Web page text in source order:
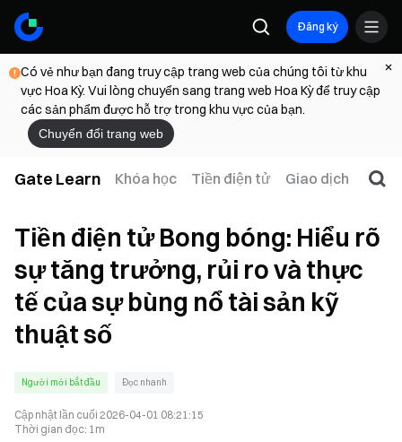
Đăng ký
Có vẻ như bạn đang truy cập trang web của chúng tôi từ khu
vực Hoa Kỳ. Vui lòng chuyển sang trang web Hoa Kỳ để truy cập
các sản phẩm được hỗ trợ trong khu vực của bạn.
Chuyển đổi trang web
Gate Learn Khóa học Tiền điện tử Giao dịch Web3
Tiền điện tử Bong bóng: Hiểu rõ
sự tăng trưởng, rủi ro và thực
tế của sự bùng nổ tài sản kỹ
thuật số
Người mới bắt đầu Đọc nhanh
Cập nhật lần cuối 2026-04-01 08:21:15
Thời gian đọc: 1m